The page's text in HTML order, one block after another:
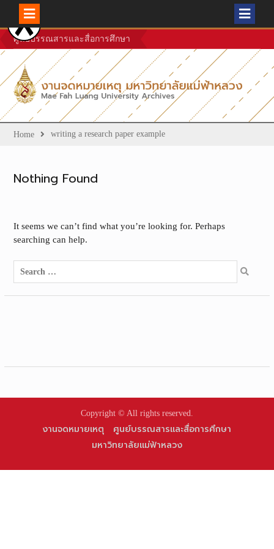
Skip
to
content
ศูนย์บรรณสารและสื่อการศึกษา
Home writing a research paper example
Nothing Found
It seems we can’t find what you’re looking for. Perhaps
searching can help.
Search
for:
Copyright © All rights reserved.
งานจดหมายเหตุ
ศูนย์บรรณสารและสื่อการศึกษา
มหาวิทยาลัยแม่ฟ้าหลวง